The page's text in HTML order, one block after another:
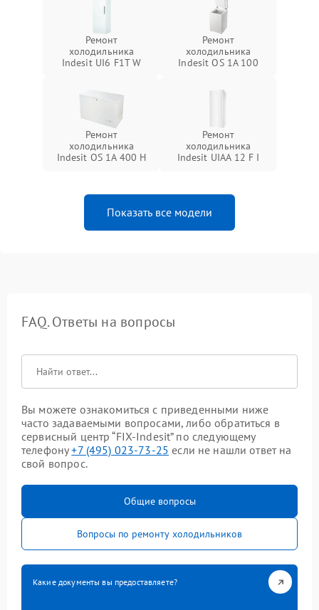
Ремонт
холодильника
Indesit UI6 F1T W
Ремонт
холодильника
Indesit OS 1A 100
Ремонт
холодильника
Indesit OS 1A 400 H
Ремонт
холодильника
Indesit UIAA 12 F I
Показать все модели
FAQ. Ответы на вопросы
Вы можете ознакомиться с приведенными ниже
часто задаваемыми вопросами, либо обратиться в
сервисный центр “FIX-Indesit” по следующему
телефону+7 (495) 023-73-25 если не нашли ответ на
свой вопрос.
Общие вопросы
Вопросы по ремонту холодильников
Какие документы вы предоставляете?